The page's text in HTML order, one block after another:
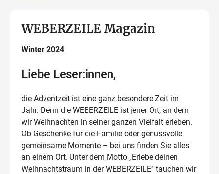
WEBERZEILE Magazin
Winter 2024
Liebe Leser:innen,
die Adventzeit ist eine ganz besondere Zeit im
Jahr. Denn die WEBERZEILE ist jener Ort, an dem
wir Weihnachten in seiner ganzen Vielfalt erleben.
Ob Geschenke für die Familie oder genussvolle
gemeinsame Momente – bei uns finden Sie alles
an einem Ort. Unter dem Motto „Erlebe deinen
Weihnachtstraum in der WEBERZEILE“ tauchen wir